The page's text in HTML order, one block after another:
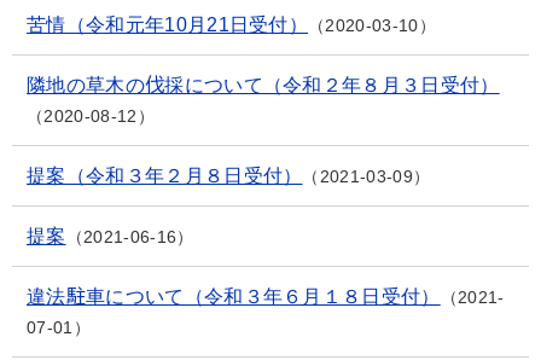
苦情（令和元年10月21日受付） 2020-03-10
隣地の草木の伐採について（令和２年８月３日受付）
2020-08-12
提案（令和３年２月８日受付） 2021-03-09
提案 2021-06-16
違法駐車について（令和３年６月１８日受付）
2021-
07-01